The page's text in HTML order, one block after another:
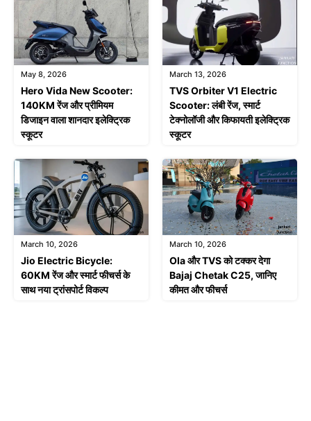
May 8, 2026
Hero Vida New Scooter:
140KM रेंज और प्रीमियम
डिजाइन वाला शानदार इलेक्ट्रिक
स्कूटर
March 13, 2026
TVS Orbiter V1 Electric
Scooter: लंबी रेंज, स्मार्ट
टेक्नोलॉजी और किफायती इलेक्ट्रिक
स्कूटर
March 10, 2026
Jio Electric Bicycle:
60KM रेंज और स्मार्ट फीचर्स के
साथ नया ट्रांसपोर्ट विकल्प
March 10, 2026
Ola और TVS को टक्कर देगा
Bajaj Chetak C25, जानिए
कीमत और फीचर्स